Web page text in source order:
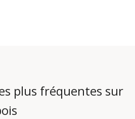
plus fréquentes sur